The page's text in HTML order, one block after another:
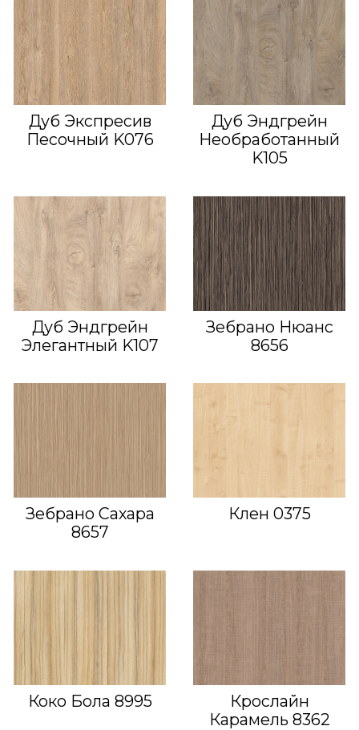
Дуб Экспресив
Песочный K076
Дуб Эндгрейн
Необработанный
K105
Дуб Эндгрейн
Элегантный K107
Зебрано Нюанс
8656
Зебрано Сахара
8657
Клен 0375
Коко Бола 8995
Крослайн
Карамель 8362